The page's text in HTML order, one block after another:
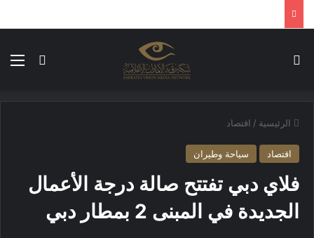
الوضع
الرئيسية / اقتصاد
اقتصاد سياحة وطيران
فلاي دبي تفتتح صالة درجة الأعمال
الجديدة في المبنى 2 بمطار دبي